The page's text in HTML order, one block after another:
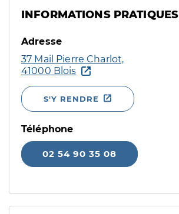
INFORMATIONS PRATIQUES
Adresse
37 Mail Pierre Charlot,
41000 Blois
S'Y RENDRE
Téléphone
02 54 90 35 08